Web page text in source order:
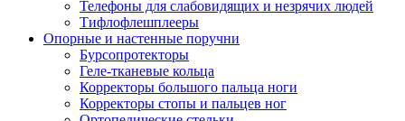
Телефоны для слабовидящих и незрячих людей
Тифлофлешплееры
Опорные и настенные поручни
Бурсопротекторы
Геле-тканевые кольца
Корректоры большого пальца ноги
Корректоры стопы и пальцев ног